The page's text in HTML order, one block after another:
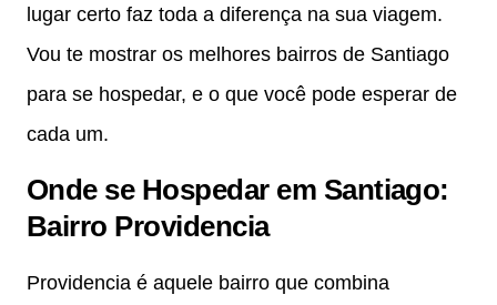
lugar certo faz toda a diferença na sua viagem.
Vou te mostrar os melhores bairros de Santiago
para se hospedar, e o que você pode esperar de
cada um.
Onde se Hospedar em Santiago:
Bairro Providencia
Providencia é aquele bairro que combina